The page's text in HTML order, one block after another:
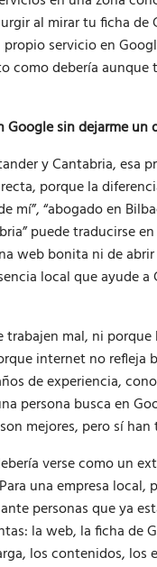
al mirar tu ficha
servicio en
como debería
sin dejarme un
y Cantabria, esa
porque la
mí”, “abogado en
puede traducirse
web bonita ni de
local que ayude
mal, ni
internet no refleja
de experiencia,
persona busca en
mejores, pero sí
verse como un
una empresa
personas que ya
la web, la ficha de
los contenidos, los